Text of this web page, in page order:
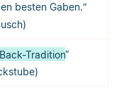
besten Gaben.“
Tradition“